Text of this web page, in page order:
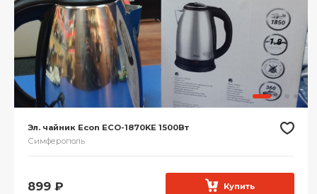
Эл. чайник Econ ECO-1870KE 1500Вт
Симферополь
899 ₽ Купить